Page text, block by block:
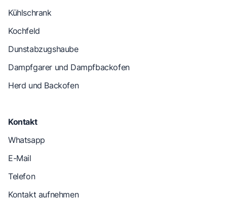
Kühlschrank
Kochfeld
Dunstabzugshaube
Dampfgarer und Dampfbackofen
Herd und Backofen
Kontakt
Whatsapp
E-Mail
Telefon
Kontakt aufnehmen